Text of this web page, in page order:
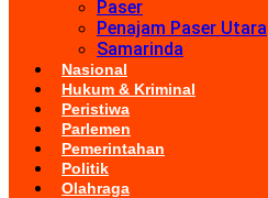
Paser
Penajam Paser Utara
Samarinda
Nasional
Hukum & Kriminal
Peristiwa
Parlemen
Pemerintahan
Politik
Olahraga